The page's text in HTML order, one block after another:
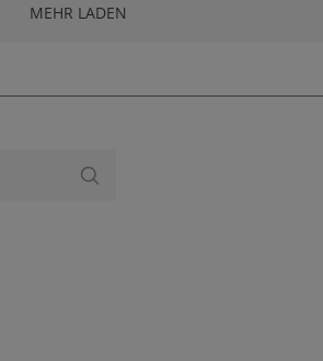
MEHR LADEN